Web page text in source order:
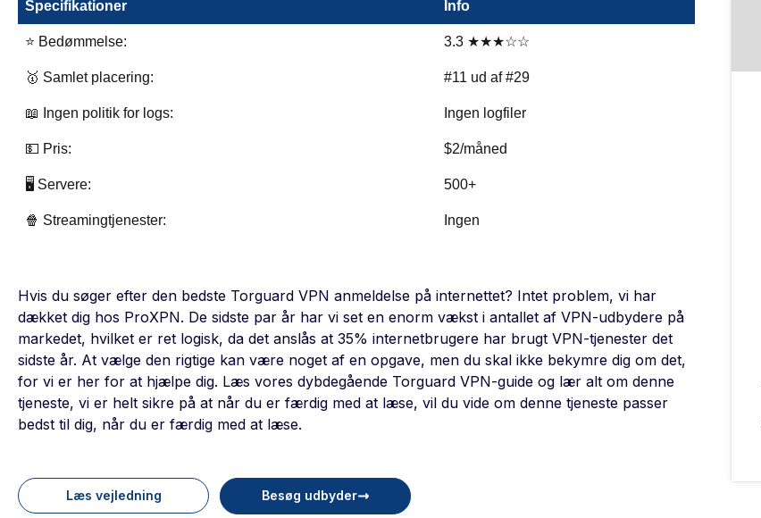
Specifikationer Info
⭐ Bedømmelse: 3.3 ★★★☆☆
🥇 Samlet placering: #11 ud af #29
📖 Ingen politik for logs: Ingen logfiler
💵 Pris: $2/måned
🖥️ Servere: 500+
🍿 Streamingtjenester: Ingen
Hvis du søger efter den bedste Torguard VPN anmeldelse på internettet? Intet problem, vi har
dækket dig hos ProXPN. De sidste par år har vi set en enorm vækst i antallet af VPN-udbydere på
markedet, hvilket er ret logisk, da det anslås at 35% internetbrugere har brugt VPN-tjenester det
sidste år. At vælge den rigtige kan være noget af en opgave, men du skal ikke bekymre dig om det,
for vi er her for at hjælpe dig. Læs vores dybdegående Torguard VPN-guide og lær alt om denne
tjeneste, vi er helt sikre på at når du er færdig med at læse, vil du vide om denne tjeneste passer
bedst til dig, når du er færdig med at læse.
Læs vejledning Besøg udbyder